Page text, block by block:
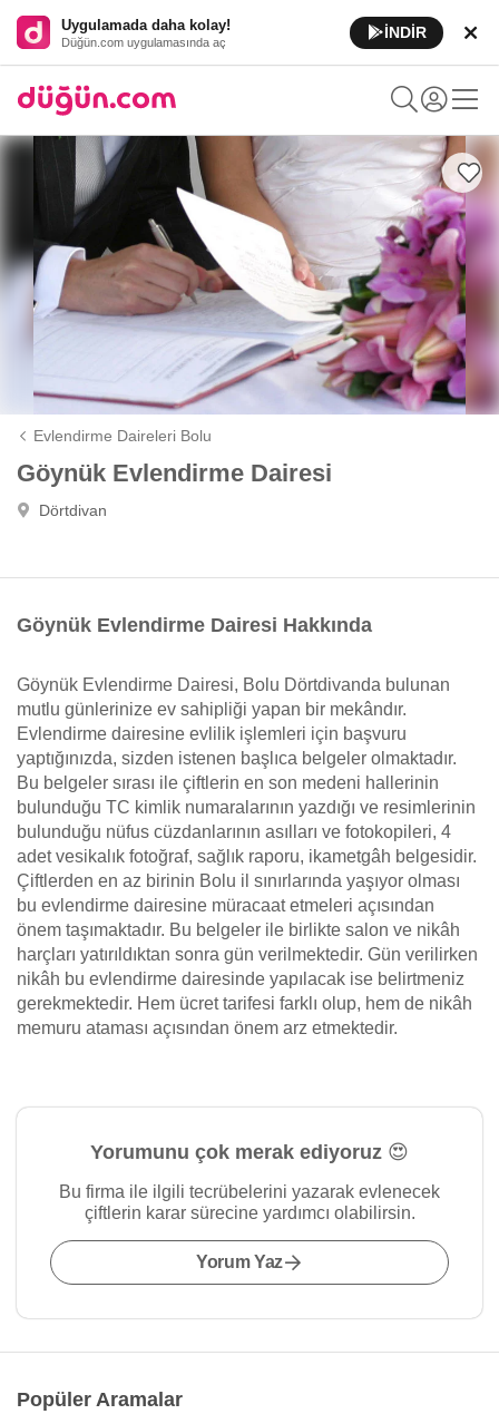
Uygulamada daha kolay!
Düğün.com uygulamasında aç
İNDİR
Evlendirme Daireleri Bolu
Göynük Evlendirme Dairesi
Dörtdivan
Göynük Evlendirme Dairesi Hakkında
Göynük Evlendirme Dairesi, Bolu Dörtdivanda bulunan
mutlu günlerinize ev sahipliği yapan bir mekândır.
Evlendirme dairesine evlilik işlemleri için başvuru
yaptığınızda, sizden istenen başlıca belgeler olmaktadır.
Bu belgeler sırası ile çiftlerin en son medeni hallerinin
bulunduğu TC kimlik numaralarının yazdığı ve resimlerinin
bulunduğu nüfus cüzdanlarının asılları ve fotokopileri, 4
adet vesikalık fotoğraf, sağlık raporu, ikametgâh belgesidir.
Çiftlerden en az birinin Bolu il sınırlarında yaşıyor olması
bu evlendirme dairesine müracaat etmeleri açısından
önem taşımaktadır. Bu belgeler ile birlikte salon ve nikâh
harçları yatırıldıktan sonra gün verilmektedir. Gün verilirken
nikâh bu evlendirme dairesinde yapılacak ise belirtmeniz
gerekmektedir. Hem ücret tarifesi farklı olup, hem de nikâh
memuru ataması açısından önem arz etmektedir.
Yorumunu çok merak ediyoruz 😍
Bu firma ile ilgili tecrübelerini yazarak evlenecek
çiftlerin karar sürecine yardımcı olabilirsin.
Yorum Yaz
Popüler Aramalar